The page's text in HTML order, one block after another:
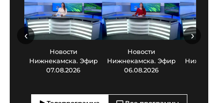
Новости
Нижнекамска. Эфир
07.08.2026
Новости
Нижнекамска. Эфир
06.08.2026
‹ ›